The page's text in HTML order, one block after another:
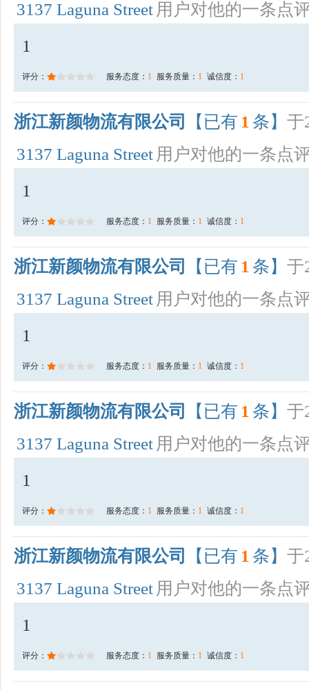
3137 Laguna Street 用户对他的一条点
1
评分： 服务态度： 1 服务质量： 1 诚信度： 1
浙江新颜物流有限公司 【已有 1 条】 于
3137 Laguna Street 用户对他的一条点
1
评分： 服务态度： 1 服务质量： 1 诚信度： 1
浙江新颜物流有限公司 【已有 1 条】 于
3137 Laguna Street 用户对他的一条点
1
评分： 服务态度： 1 服务质量： 1 诚信度： 1
浙江新颜物流有限公司 【已有 1 条】 于
3137 Laguna Street 用户对他的一条点
1
评分： 服务态度： 1 服务质量： 1 诚信度： 1
浙江新颜物流有限公司 【已有 1 条】 于
3137 Laguna Street 用户对他的一条点
1
评分： 服务态度： 1 服务质量： 1 诚信度： 1